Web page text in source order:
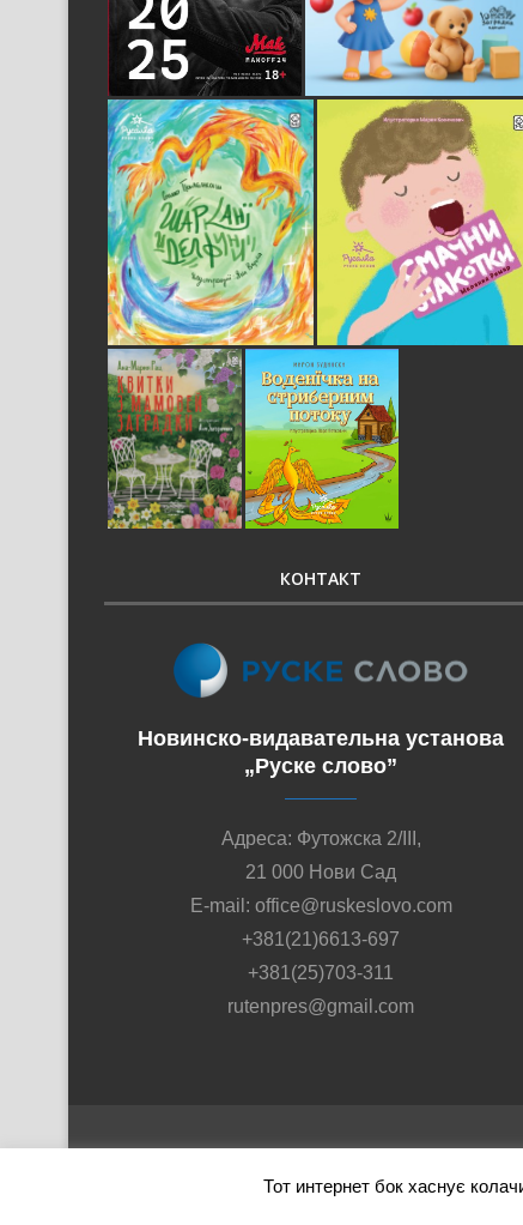
КОНТАКТ
Новинско-видавательна установа
„Руске слово”
Адреса: Футожска 2/III,
21 000 Нови Сад
E-mail: office@ruskeslovo.com
+381(21)6613-697
+381(25)703-311
rutenpres@gmail.com
Тот интернет бок хаснує